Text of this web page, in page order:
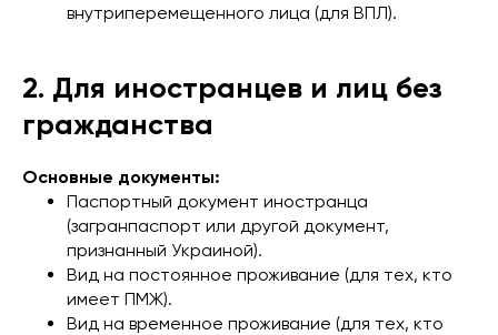
внутриперемещенного лица (для ВПЛ).
2. Для иностранцев и лиц без
гражданства
Основные документы:
Паспортный документ иностранца
(загранпаспорт или другой документ,
признанный Украиной).
Вид на постоянное проживание (для тех, кто
имеет ПМЖ).
Вид на временное проживание (для тех, кто